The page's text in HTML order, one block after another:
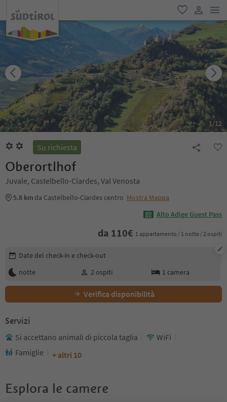
favoriti
user link
1/12
Su richiesta
Oberortlhof
Juvale, Castelbello-Ciardes, Val Venosta
5.8 km da Castelbello-Ciardes centro Mostra Mappa
Alto Adige Guest Pass
da 110€ 1 appartamento / 1 notte / 2 ospiti
Modifica i dettagli della prenotazione
Date del check-in e check-out
notte
2 ospiti 1 camera
Verifica disponibilità
Servizi
Si accettano animali di piccola taglia
WiFi
Famiglie
+ altri 10
Esplora le camere